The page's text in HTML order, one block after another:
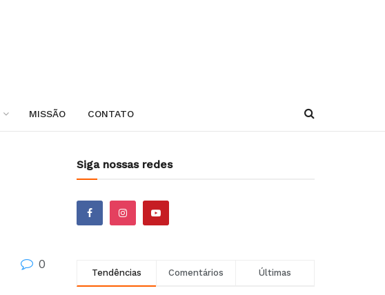
MISSÃO CONTATO
0
Siga nossas redes
Tendências Comentários Últimas